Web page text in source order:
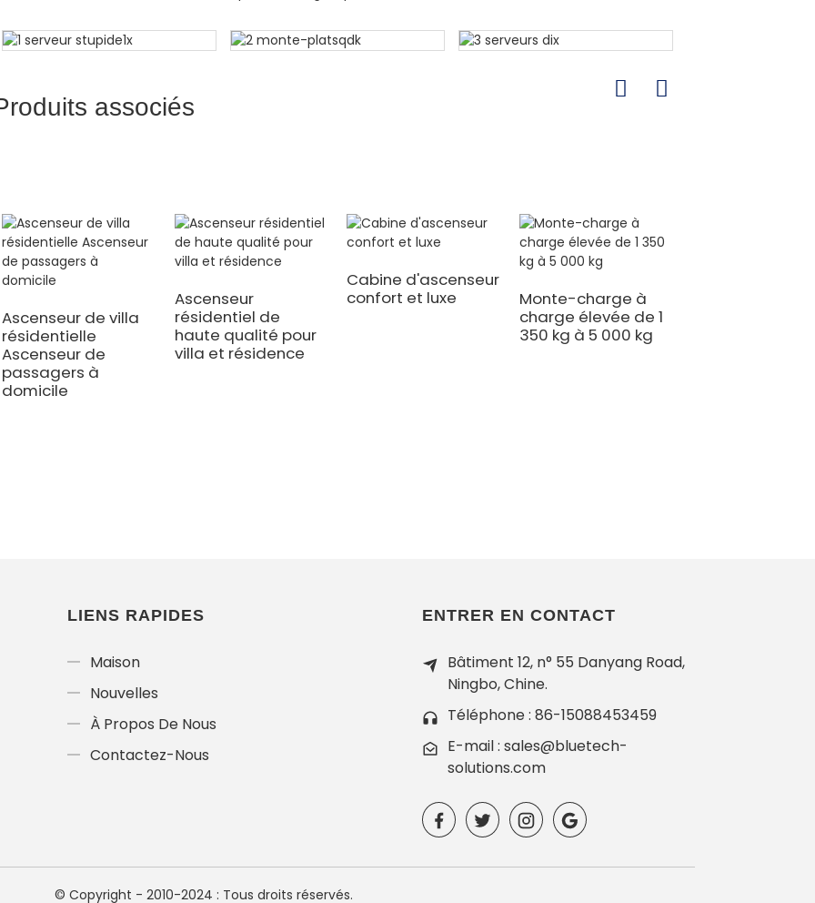
associés
Ascenseur de villa
résidentielle
Ascenseur de
passagers à
domicile
Ascenseur
résidentiel de
haute qualité pour
villa et résidence
Cabine d'ascenseur
confort et luxe
Monte-charge à
charge élevée de 1
350 kg à 5 000 kg
LIENS RAPIDES
Maison
Nouvelles
À Propos De Nous
Contactez-Nous
ENTRER EN CONTACT
Bâtiment 12, n° 55 Danyang Road,
Ningbo, Chine.
Téléphone : 86-15088453459
E-mail : sales@bluetech-
solutions.com
© Copyright - 2010-2024 : Tous droits réservés.